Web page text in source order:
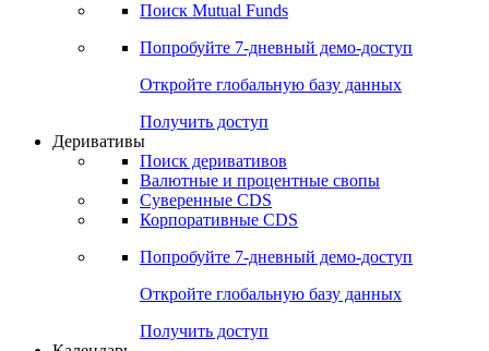
ETF & Funds
Сравнение ETF & Funds
Поиск Mutual Funds
Попробуйте7-дневный
Откройте глобальную базу данных
Получить доступ
Деривативы
Валютные и процентные свопы
Корпоративные CDS
Попробуйте7-дневный